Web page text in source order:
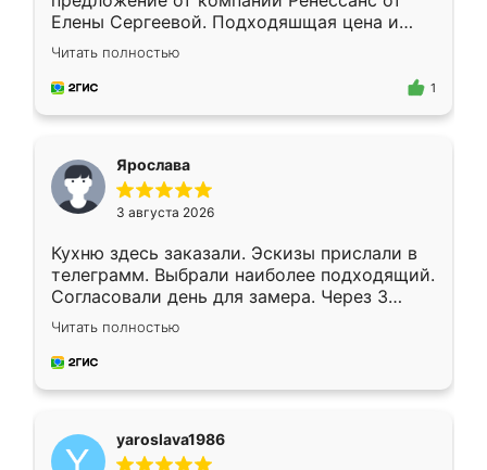
Елены Сергеевой. Подходяшщая цена и
короткие сроки изготовления. Приехавший
для замера сотрудник Владислав
предложил по моему эскизу самый
Читать полностью
1
Ярослава
3 августа 2026
Кухню здесь заказали. Эскизы прислали в
телеграмм. Выбрали наиболее подходящий.
Согласовали день для замера. Через 3
недели кухня была уже готова. Остались
довольны работой. Спасибо Ренессанс
мебель за качественную работу!
Читать полностью
yaroslava1986